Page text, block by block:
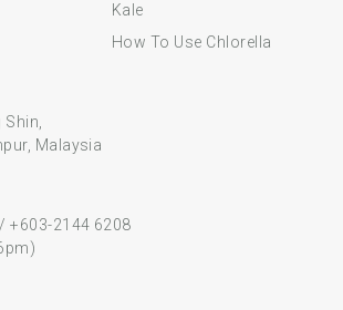
Kale
How To Use Chlorella
Malaysia
/+603-2144 6208